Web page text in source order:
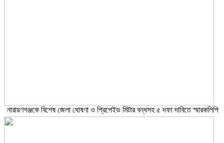
নারায়ণগঞ্জকে বিশেষ জেলা ঘোষণা ও প্রিপেইড মিটার বন্ধসহ ৫ দফা দাবিতে স্মারকলিপি